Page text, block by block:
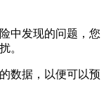
中发现的问题，您
。
数据，以便可以预